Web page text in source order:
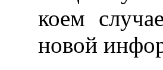
коем
новой